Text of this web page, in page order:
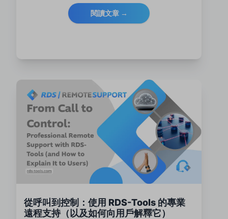
閱讀文章 →
從呼叫到控制：使用 RDS-Tools 的專業
遠程支持（以及如何向用戶解釋它）